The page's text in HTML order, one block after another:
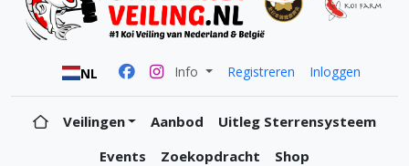
NL Info Registreren Inloggen
Veilingen Aanbod
Uitleg Sterrensysteem
Events
Zoekopdracht Shop